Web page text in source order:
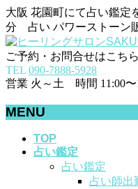
大阪 花園町にて占い鑑定
分 占い パワーストーン
ご予約・お問合せはこちら
TEL 090-7888-5928
営業 火～土 時間 11:00
MENU
TOP
占い鑑定
占い鑑定
占い師出